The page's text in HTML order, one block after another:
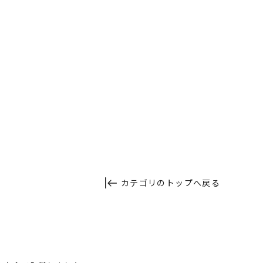
カテゴリのトップへ戻る